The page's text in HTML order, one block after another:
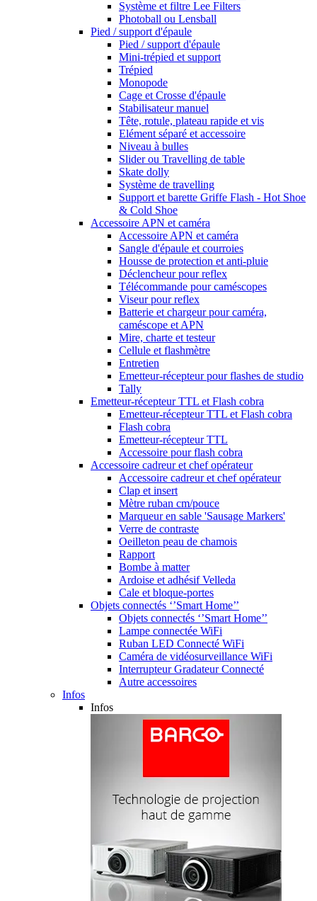
Système et filtre Lee Filters
Photoball ou Lensball
Pied / support d'épaule
Pied / support d'épaule
Mini-trépied et support
Trépied
Monopode
Cage et Crosse d'épaule
Stabilisateur manuel
Tête, rotule, plateau rapide et vis
Elément séparé et accessoire
Niveau à bulles
Slider ou Travelling de table
Skate dolly
Système de travelling
Support et barette Griffe Flash - Hot Shoe
& Cold Shoe
Accessoire APN et caméra
Accessoire APN et caméra
Sangle d'épaule et courroies
Housse de protection et anti-pluie
Déclencheur pour reflex
Télécommande pour caméscopes
Viseur pour reflex
Batterie et chargeur pour caméra,
caméscope et APN
Mire, charte et testeur
Cellule et flashmètre
Entretien
Emetteur-récepteur pour flashes de studio
Tally
Emetteur-récepteur TTL et Flash cobra
Emetteur-récepteur TTL et Flash cobra
Flash cobra
Emetteur-récepteur TTL
Accessoire pour flash cobra
Accessoire cadreur et chef opérateur
Accessoire cadreur et chef opérateur
Clap et insert
Mètre ruban cm/pouce
Marqueur en sable 'Sausage Markers'
Verre de contraste
Oeilleton peau de chamois
Rapport
Bombe à matter
Ardoise et adhésif Velleda
Cale et bloque-portes
Objets connectés ‘’Smart Home’’
Objets connectés ‘’Smart Home’’
Lampe connectée WiFi
Ruban LED Connecté WiFi
Caméra de vidéosurveillance WiFi
Interrupteur Gradateur Connecté
Autre accessoires
Infos
Infos